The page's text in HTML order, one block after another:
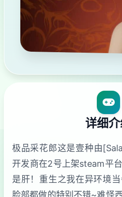
详细
极品采花郎这是壹种由
开发商在2号上架steam平
是肝！重生之我在异环境
脸部都做的特别不错~难怪